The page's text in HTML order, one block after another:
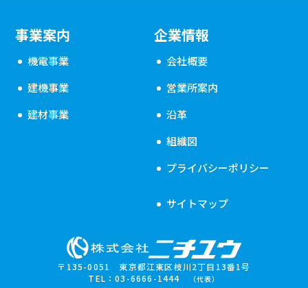
〒135-0051 東京都江東区枝川2丁目13番1号
TEL：03-6666-1444
（代表）
事業案内
機電事業
建機事業
建材事業
企業情報
会社概要
営業所案内
沿革
組織図
プライバシーポリシー
サイトマップ